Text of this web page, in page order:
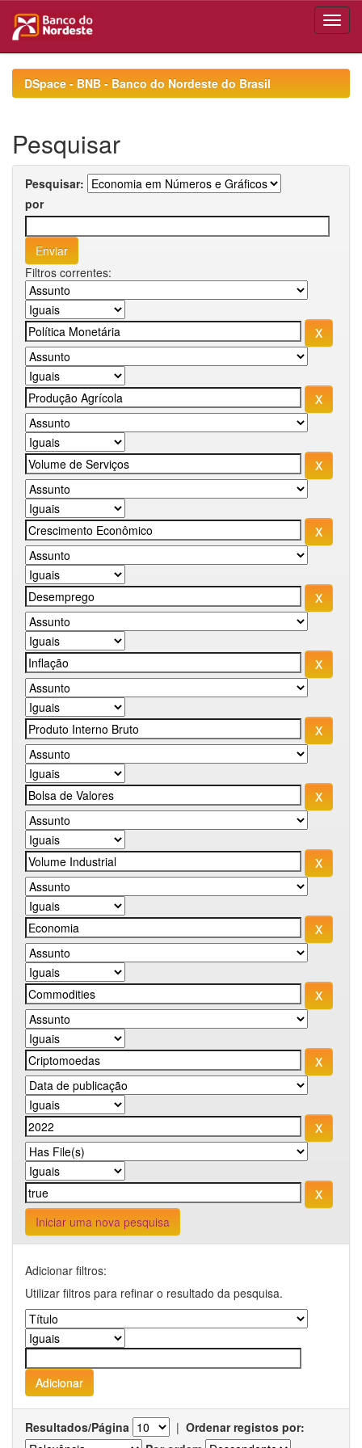
navigationDSpace - BNB - Banco do Nordeste do Brasil
Pesquisar
Pesquisar:
por
Filtros correntes:
Iniciar uma nova pesquisa
Adicionar filtros:
Utilizar filtros para refinar o resultado da pesquisa.
Resultados/Página | Ordenar registos por: